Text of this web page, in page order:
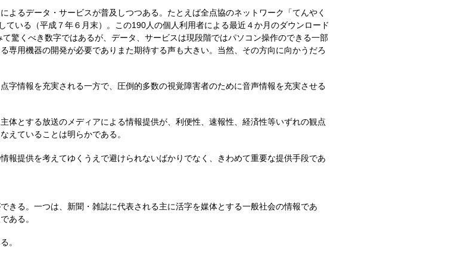
るデータ・サービスが普及しつつある。たとえば全点協のネットワーク「てんやく
いる（平成７年６月末）。この190人の個人利用者による最近４か月のダウンロード
驚くべき数字ではあるが、データ、サービスは現段階ではパソコン操作のできる一部
専用機器の開発が必要でありまた期待する声も大きい。当然、その方向に向かうだろ
情報を充実される一方で、圧倒的多数の視覚障害者のために音声情報を充実させる
とする放送のメディアによる情報提供が、利便性、速報性、経済性等いずれの観点
えていることは明らかである。
提供を考えてゆくうえで避けられないばかりでなく、きわめて重要な提供手段であ
る。一つは、新聞・雑誌に代表される主に活字を媒体とする一般社会の情報であ
ある。
。